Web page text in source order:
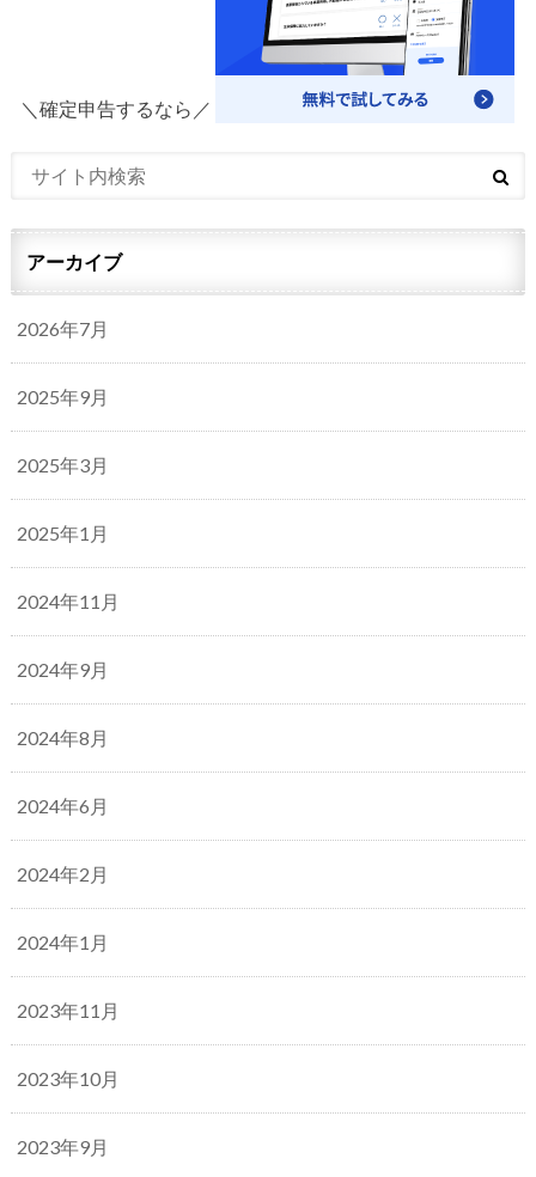
＼確定申告するなら／
アーカイブ
2026年7月
2025年9月
2025年3月
2025年1月
2024年11月
2024年9月
2024年8月
2024年6月
2024年2月
2024年1月
2023年11月
2023年10月
2023年9月